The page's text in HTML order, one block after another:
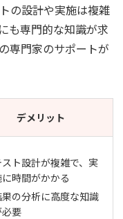
の設計や実施は複雑
も専門的な知識が求
専門家のサポートが
デメリット
スト設計が複雑で、実
時間がかかる
果の分析に高度な知識
要